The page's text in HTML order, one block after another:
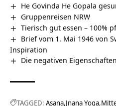
He Govinda He Gopala
Gruppenreisen NRW
Tierisch gut essen – 100%
Brief vom 1. Mai 1946 von
Inspiration
Die negativen
TAGGED: Asana Jnana Yoga